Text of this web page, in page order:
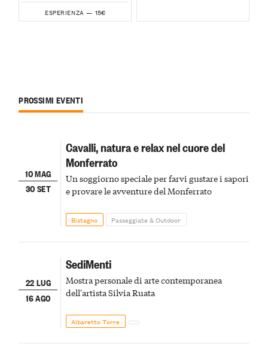
ESPERIENZA — 15€
PROSSIMI EVENTI
10 MAG
30 SET
Cavalli, natura e relax nel cuore del
Monferrato
Un soggiorno speciale per farvi gustare i sapori
e provare le avventure del Monferrato
Bistagno Passeggiate & Outdoor
22 LUG
16 AGO
SediMenti
Mostra personale di arte contemporanea
dell'artista Silvia Ruata
Albaretto Torre